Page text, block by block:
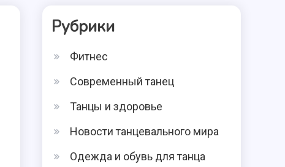
Рубрики
Фитнес
Современный танец
Танцы и здоровье
Новости танцевального мира
Одежда и обувь для танца